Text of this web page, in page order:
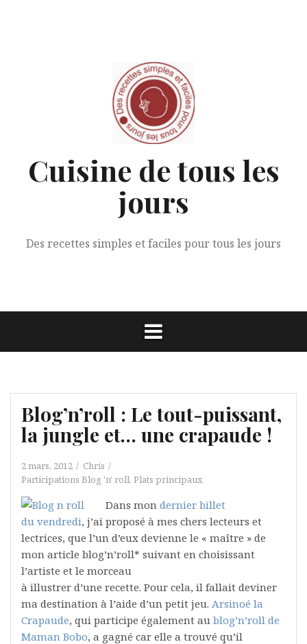
Cuisine de tous les
jours
Des recettes simples et faciles pour tous les jours
Blog’n’roll : Le tout-puissant,
la jungle et… une crapaude !
2 mars, 2012
Chris
Participations Blog 'n' roll, Plats principaux
Dans mon dernier billet
du vendredi, j’ai proposé à mes chers lecteurs et
lectrices, que l’un d’eux devienne le « maître » de
mon article blog’n’roll* suivant en choisissant
l’artiste et le morceau
à illustrer d’une recette. Pour cela, il fallait deviner
ma destination à l’aide d’un petit jeu. Arsinoé la
Crapaude, qui participe également au blog’n’roll de
Maman Bobo, a gagné car elle a trouvé qu’il